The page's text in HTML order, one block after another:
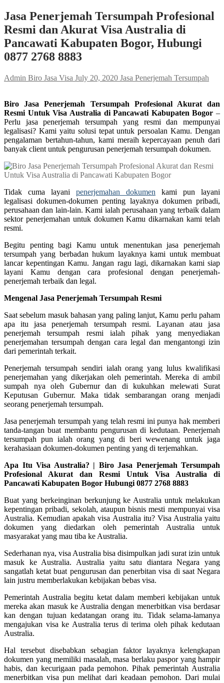
Jasa Penerjemah Tersumpah Profesional
Resmi dan Akurat Visa Australia di
Pancawati Kabupaten Bogor, Hubungi
0877 2768 8883
Admin Biro Jasa Visa July 20, 2020 Jasa Penerjemah Tersumpah
Biro Jasa Penerjemah Tersumpah Profesional Akurat dan
Resmi Untuk Visa Australia di Pancawati Kabupaten Bogor –
Perlu jasa penerjemah tersumpah yang resmi dan mempunyai
legalisasi? Kami yaitu solusi tepat untuk persoalan Kamu. Dengan
pengalaman bertahun-tahun, kami meraih kepercayaan penuh dari
banyak client untuk pengurusan penerjemah tersumpah dokumen.
Tidak cuma layani penerjemahan dokumen kami pun layani
legalisasi dokumen-dokumen penting layaknya dokumen pribadi,
perusahaan dan lain-lain. Kami ialah perusahaan yang terbaik dalam
sektor penerjemahan untuk dokumen Kamu dikarnakan kami telah
resmi.
Begitu penting bagi Kamu untuk menentukan jasa penerjemah
tersumpah yang berbadan hukum layaknya kami untuk membuat
lancar kepentingan Kamu. Jangan ragu lagi, dikarnakan kami siap
layani Kamu dengan cara profesional dengan penerjemah-
penerjemah terbaik dan legal.
Mengenal Jasa Penerjemah Tersumpah Resmi
Saat sebelum masuk bahasan yang paling lanjut, Kamu perlu paham
apa itu jasa penerjemah tersumpah resmi. Layanan atau jasa
penerjemah tersumpah resmi ialah pihak yang menyediakan
penerjemahan tersumpah dengan cara legal dan mengantongi izin
dari pemerintah terkait.
Penerjemah tersumpah sendiri ialah orang yang lulus kwalifikasi
penerjemahan yang dikerjakan oleh pemerintah. Mereka di ambil
sumpah nya oleh Gubernur dan di kukuhkan melewati Surat
Keputusan Gubernur. Maka tidak sembarangan orang menjadi
seorang penerjemah tersumpah.
Jasa penerjemah tersumpah yang telah resmi ini punya hak memberi
tanda-tangan buat membantu pengurusan di kedutaan. Penerjemah
tersumpah pun ialah orang yang di beri wewenang untuk jaga
kerahasiaan dokumen-dokumen penting yang di terjemahkan.
Apa Itu Visa Australia? | Biro Jasa Penerjemah Tersumpah
Profesional Akurat dan Resmi Untuk Visa Australia di
Pancawati Kabupaten Bogor Hubungi 0877 2768 8883
Buat yang berkeinginan berkunjung ke Australia untuk melakukan
kepentingan pribadi, sekolah, ataupun bisnis mesti mempunyai visa
Australia. Kemudian apakah visa Australia itu? Visa Australia yaitu
dokumen yang diedarkan oleh pemerintah Australia untuk
masyarakat yang mau tiba ke Australia.
Sederhanan nya, visa Australia bisa disimpulkan jadi surat izin untuk
masuk ke Australia. Australia yaitu satu diantara Negara yang
sangatlah ketat buat pengurusan dan penerbitan visa di saat Negara
lain justru memberlakukan kebijakan bebas visa.
Pemerintah Australia begitu ketat dalam memberi kebijakan untuk
mereka akan masuk ke Australia dengan menerbitkan visa berdasar
kan dengan tujuan kedatangan orang itu. Tidak selama-lamanya
mengajukan visa ke Australia terus di terima oleh pihak kedutaan
Australia.
Hal tersebut disebabkan sebagian faktor layaknya kelengkapan
dokumen yang memiliki masalah, masa berlaku paspor yang hampir
habis, dan kecurigaan pada pemohon. Pihak pemerintah Australia
menerbitkan visa pun melihat dari keadaan pemohon. Dari mulai